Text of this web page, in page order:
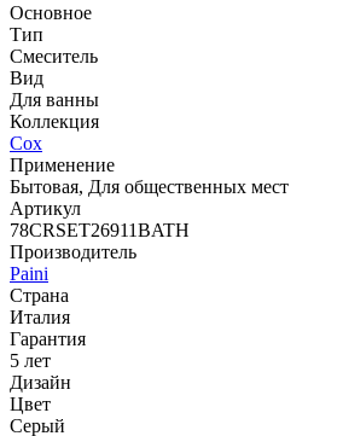
Основное
Тип
Смеситель
Вид
Для ванны
Коллекция
Cox
Применение
Бытовая, Для общественных мест
Артикул
78CRSET26911BATH
Производитель
Paini
Страна
Италия
Гарантия
5 лет
Дизайн
Цвет
Серый